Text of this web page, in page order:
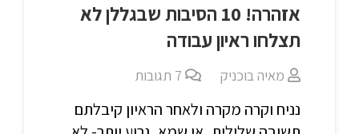
אזהרה! 10 הסיבות שבגללן לא
תצלחו ראיון עבודה
מאיה בוכניק 7 תגובות
נניח וקרה מקרה ולאחר הראיון קיבלתם